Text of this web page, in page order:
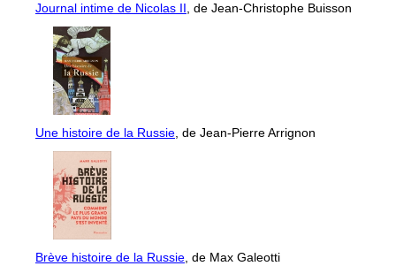
Journal intime de Nicolas II, de Jean-Christophe Buisson
Une histoire de la Russie, de Jean-Pierre Arrignon
Brève histoire de la Russie, de Max Galeotti